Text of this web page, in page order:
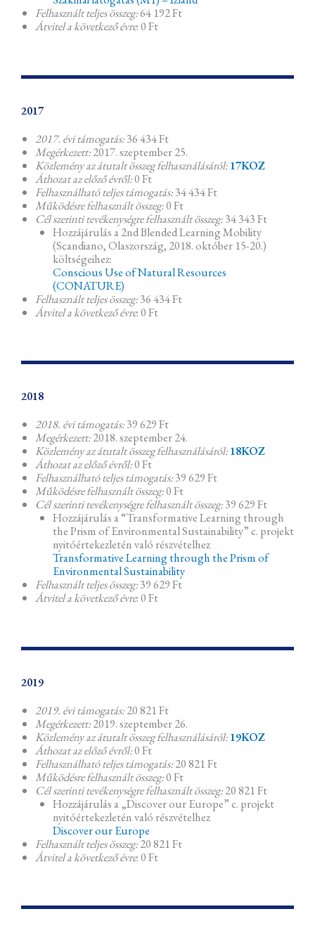
Felhasznált teljes összeg:64 192 Ft
Átvitel a következő évre: 0 Ft
2017
2017. évi támogatás:36 434 Ft
Megérkezett:2017. szeptember 25.
Közlemény az átutalt összeg felhasználásáról:17KOZ
Áthozat az előző évről:0 Ft
Felhasználható teljes támogatás:34 434 Ft
Működésre felhasznált összeg:0 Ft
Cél szerinti tevékenységre felhasznált összeg:34 343 Ft
Hozzájárulás a 2nd Blended Learning Mobility
(Scandiano, Olaszország, 2018. október 15-20.)
költségeihez:
Conscious Use of Natural Resources
(CONATURE)
Felhasznált teljes összeg:36 434 Ft
Átvitel a következő évre: 0 Ft
2018
2018. évi támogatás:39 629 Ft
Megérkezett:2018. szeptember 24.
Közlemény az átutalt összeg felhasználásáról:18KOZ
Áthozat az előző évről:0 Ft
Felhasználható teljes támogatás:39 629 Ft
Működésre felhasznált összeg:0 Ft
Cél szerinti tevékenységre felhasznált összeg:39 629 Ft
Hozzájárulás a “Transformative Learning through
the Prism of Environmental Sustainability” c. projekt
nyitóértekezletén való részvételhez
Transformative Learning through the Prism of
Environmental Sustainability
Felhasznált teljes összeg:39 629 Ft
Átvitel a következő évre: 0 Ft
2019
2019. évi támogatás:20 821 Ft
Megérkezett:2019. szeptember 26.
Közlemény az átutalt összeg felhasználásáról:19KOZ
Áthozat az előző évről:0 Ft
Felhasználható teljes támogatás:20 821 Ft
Működésre felhasznált összeg:0 Ft
Cél szerinti tevékenységre felhasznált összeg:20 821 Ft
Hozzájárulás a „Discover our Europe” c. projekt
nyitóértekezletén való részvételhez
Discover our Europe
Felhasznált teljes összeg:20 821 Ft
Átvitel a következő évre: 0 Ft